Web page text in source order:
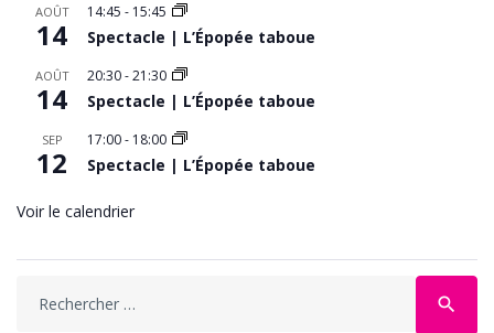
AOÛT
14
14:45 - 15:45
Spectacle | L’Épopée taboue
AOÛT
14
20:30-21:30
Spectacle | L’Épopée taboue
SEP
12
17:00- 18:00
Spectacle | L’Épopée taboue
Voir le calendrier
search